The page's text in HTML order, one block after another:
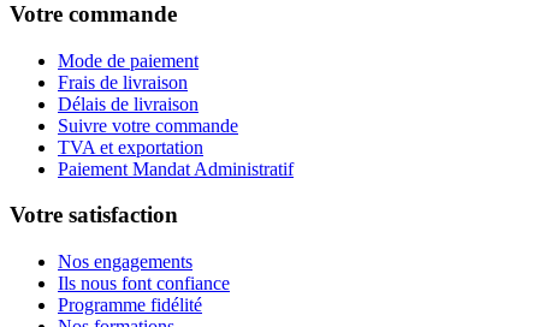
Votre commande
Mode de paiement
Frais de livraison
Délais de livraison
Suivre votre commande
TVA et exportation
Paiement Mandat Administratif
Votre satisfaction
Nos engagements
Ils nous font confiance
Programme fidélité